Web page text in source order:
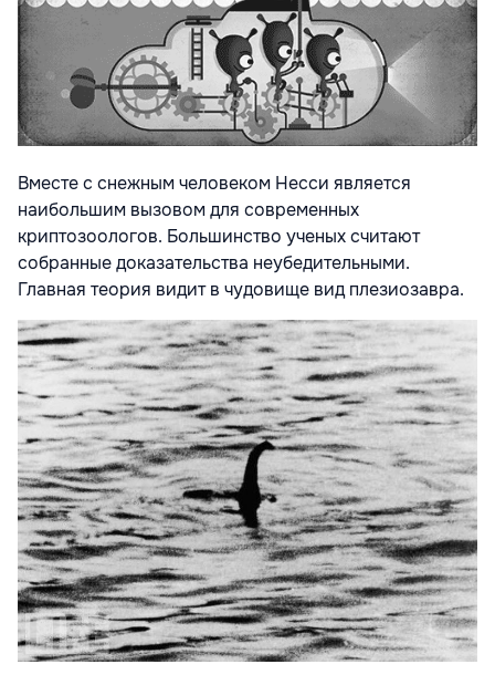
Вместе с снежным человеком Несси является
наибольшим вызовом для современных
криптозоологов. Большинство ученых считают
собранные доказательства неубедительными.
Главная теория видит в чудовище вид плезиозавра.